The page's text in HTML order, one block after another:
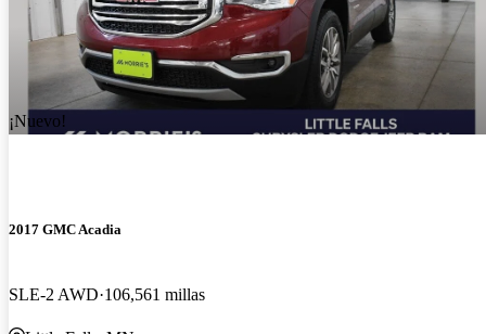
¡Nuevo!
2017 GMC Acadia
SLE-2 AWD 106,561 millas